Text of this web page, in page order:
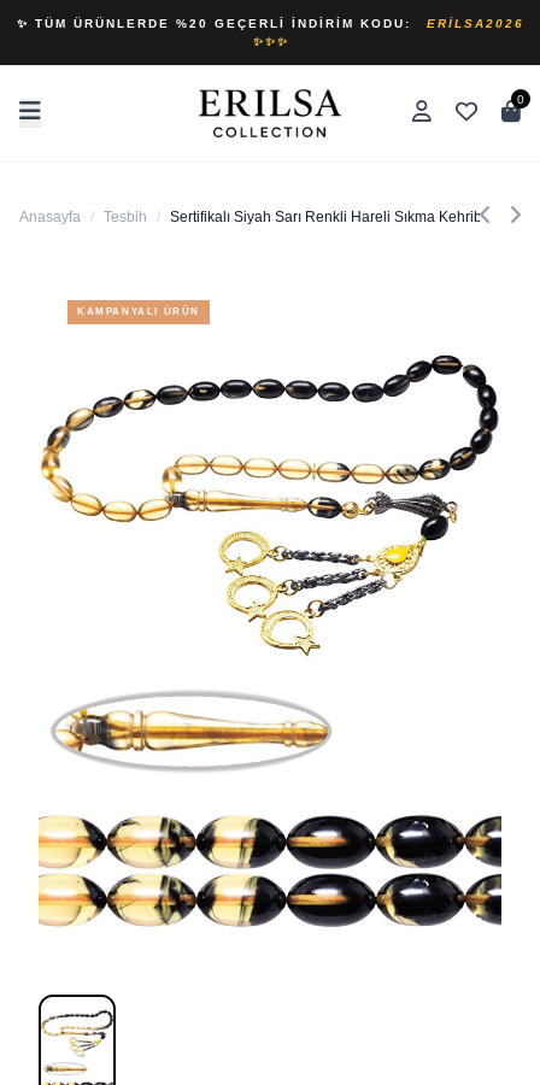
✨ TÜM ÜRÜNLERDE %20 GEÇERLI İNDIRIM KODU:
ERILSA2026
✨✨✨
0
Anasayfa / Tesbih / Sertifikalı Siyah Sarı Renkli Hareli Sıkma Kehribar
KAMPANYALI ÜRÜN